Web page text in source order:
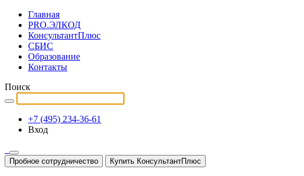
Главная
PRO.ЭЛКОД
КонсультантПлюс
СБИС
Образование
Контакты
Поиск
+7 (495) 234-36-61
Вход
Пробное сотрудничество Купить КонсультантПлюс